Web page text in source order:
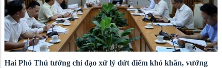
Hai Phó Thủ tướng chỉ đạo xử lý dứt điểm khó khăn, vướng